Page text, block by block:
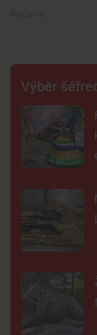
Výběr